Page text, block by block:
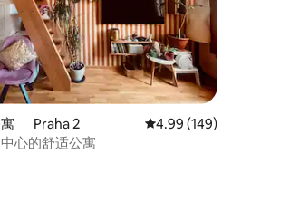
5 分），共 236 条评价
｜ Praha 2 平均评分 4.99 分（满
4.99 (149)
心的舒适公寓